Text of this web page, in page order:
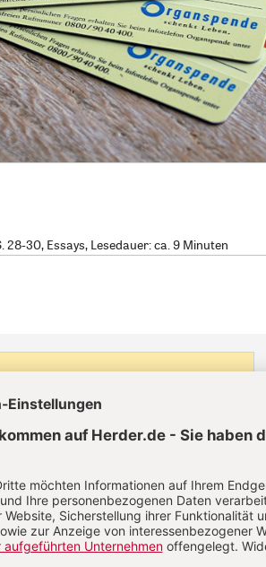
30, Essays, Lesedauer: ca. 9 Minuten